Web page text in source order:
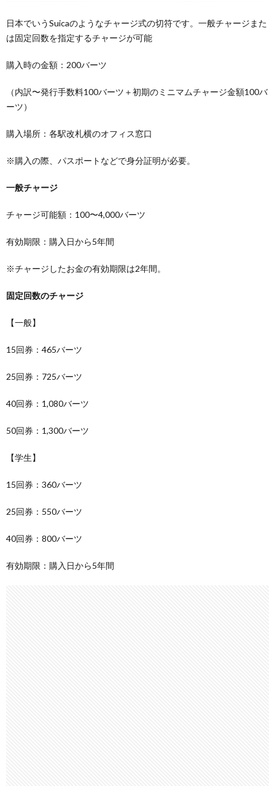
日本でいうSuicaのようなチャージ式の切符です。一般チャージまた
は固定回数を指定するチャージが可能
購入時の金額：200バーツ
（内訳〜発行手数料100バーツ＋初期のミニマムチャージ金額100バ
ーツ）
購入場所：各駅改札横のオフィス窓口
※購入の際、パスポートなどで身分証明が必要。
一般チャージ
チャージ可能額：100〜4,000バーツ
有効期限：購入日から5年間
※チャージしたお金の有効期限は2年間。
固定回数のチャージ
【一般】
15回券：465バーツ
25回券：725バーツ
40回券：1,080バーツ
50回券：1,300バーツ
【学生】
15回券：360バーツ
25回券：550バーツ
40回券：800バーツ
有効期限：購入日から5年間